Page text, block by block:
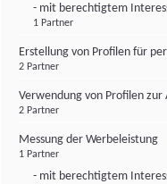
- mit berechtigtem
1 Partner
Erstellung von Profilen für
2 Partner
Verwendung von Profilen
2 Partner
Messung der Werbeleistung
1 Partner
- mit berechtigtem